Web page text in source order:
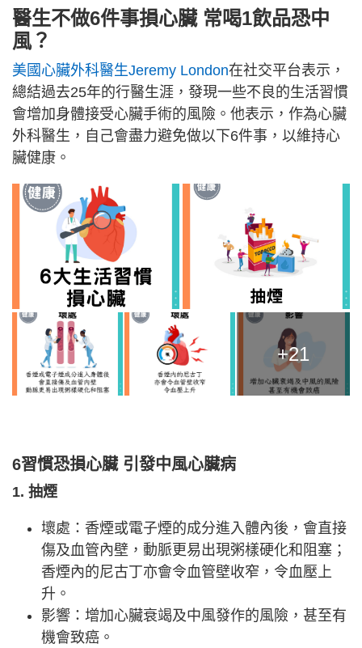
醫生不做6件事損心臟 常喝1飲品恐中
風？
美國心臟外科醫生Jeremy London在社交平台表示，
總結過去25年的行醫生涯，發現一些不良的生活習慣
會增加身體接受心臟手術的風險。他表示，作為心臟
外科醫生，自己會盡力避免做以下6件事，以維持心
臟健康。
+21
6習慣恐損心臟 引發中風心臟病
1. 抽煙
壞處：香煙或電子煙的成分進入體內後，會直接
傷及血管內壁，動脈更易出現粥樣硬化和阻塞；
香煙內的尼古丁亦會令血管壁收窄，令血壓上
升。
影響：增加心臟衰竭及中風發作的風險，甚至有
機會致癌。